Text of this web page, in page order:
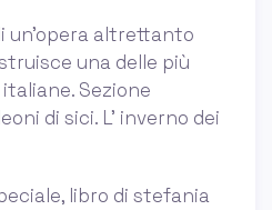
un'opera altrettanto
una delle più
Sezione
di sici. L' inverno dei
libro di stefania